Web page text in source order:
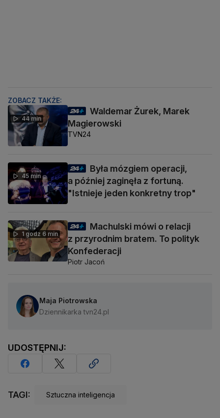
ZOBACZ TAKŻE:
44 min
Waldemar Żurek, Marek
Magierowski
TVN24
45 min
Była mózgiem operacji,
a później zaginęła z fortuną.
"Istnieje jeden konkretny trop"
1 godz 6 min
Machulski mówi o relacji
z przyrodnim bratem. To polityk
Konfederacji
Piotr Jacoń
Maja Piotrowska
Dziennikarka tvn24.pl
UDOSTĘPNIJ:
TAGI: Sztuczna inteligencja